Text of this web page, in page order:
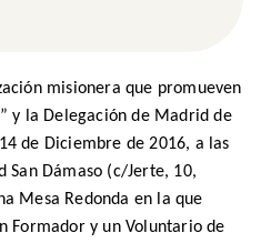
misionera que promueven
y la Delegación de Madrid de
de Diciembre de 2016, a las
San Dámaso (c/Jerte, 10,
Mesa Redonda en la que
Formador y un Voluntario de